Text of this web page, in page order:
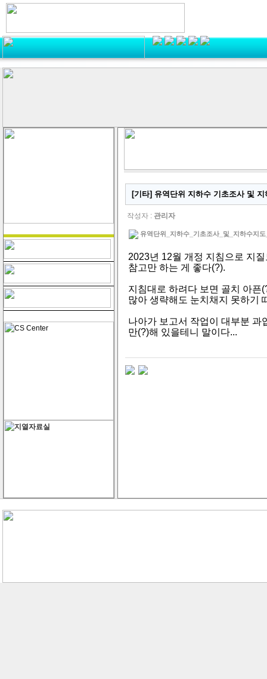
[기타] 유역단위 지하수 기초조사 및
작성자 : 관리자
유역단위_지하수_기초조사_및_지하수지
2023년 12월 개정 지침으로 지
참고만 하는 게 좋다(?).
지침대로 하려다 보면 골치 아픈
많아 생략해도 눈치채지 못하기
나아가 보고서 작업이 대부분 과
만(?)해 있을테니 말이다...